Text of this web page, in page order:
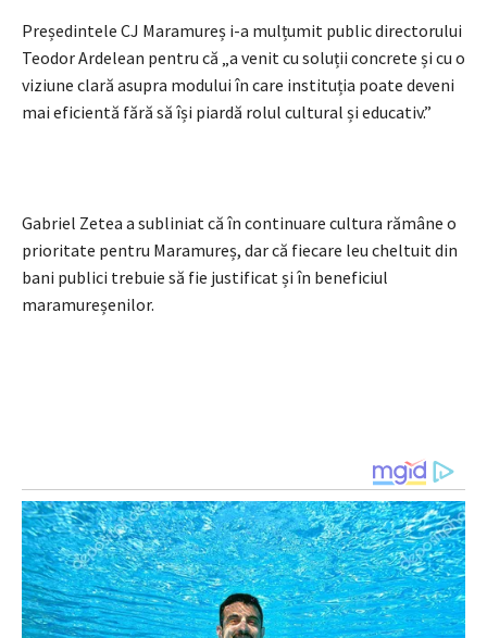
Președintele CJ Maramureș i-a mulțumit public directorului
Teodor Ardelean pentru că „a venit cu soluții concrete și cu o
viziune clară asupra modului în care instituția poate deveni
mai eficientă fără să își piardă rolul cultural și educativ.”
Gabriel Zetea a subliniat că în continuare cultura rămâne o
prioritate pentru Maramureș, dar că fiecare leu cheltuit din
bani publici trebuie să fie justificat și în beneficiul
maramureșenilor.